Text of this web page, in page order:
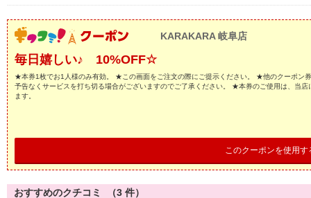
KARAKARA 岐阜店
毎日嬉しい♪ 10%OFF☆
★本券1枚でお1人様のみ有効。 ★この画面をご注文の際にご提示ください。 ★他のクーポン
予告なくサービスを打ち切る場合がございますのでご了承ください。 ★本券のご使用は、当
ます。
このクーポンを使用す
おすすめのクチコミ （3 件）